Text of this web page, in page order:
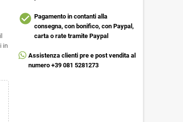
in
check_circle Pagamento in contanti alla
consegna, con bonifico, con Paypal,
carta o rate tramite Paypal
Assistenza clienti pre e post vendita al
numero +39 081 5281273